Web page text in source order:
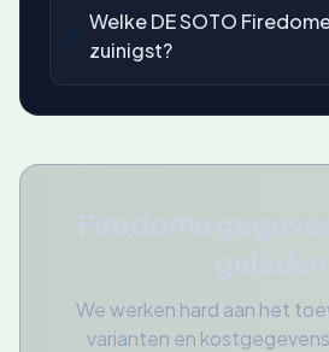
Welke DE SOTO
zuinigst?
We werken hard aan het
varianten en